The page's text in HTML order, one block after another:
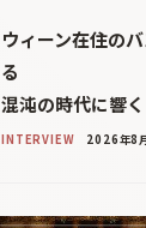
ウィーン在住の
る
混沌の時代に響
INTERVIEW 2026年8